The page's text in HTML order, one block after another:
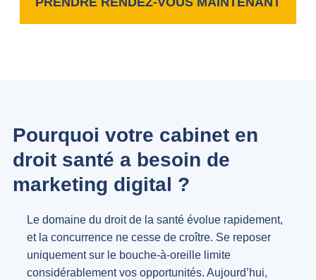
Pourquoi votre cabinet en
droit santé a besoin de
marketing digital ?
Le domaine du droit de la santé évolue rapidement,
et la concurrence ne cesse de croître. Se reposer
uniquement sur le bouche-à-oreille limite
considérablement vos opportunités. Aujourd’hui,